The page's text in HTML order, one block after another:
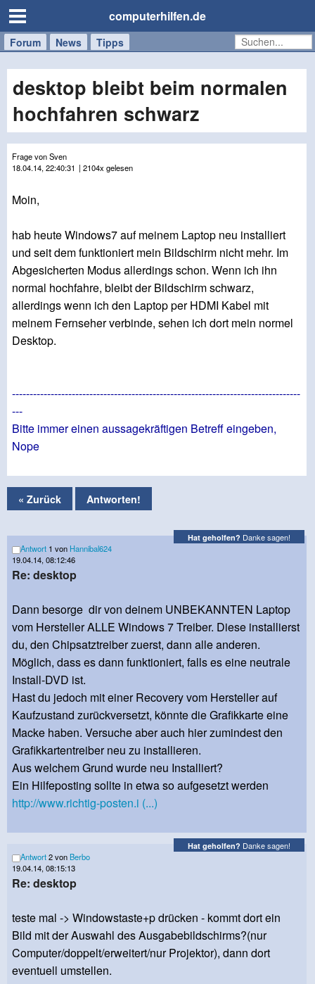
computerhilfen.de
Forum News Tipps
Handy
Tablet
Windows
Mac
desktop bleibt beim normalen
hochfahren schwarz
Frage von Sven
18.04.14, 22:40:31 | 2104x gelesen
Moin,
hab heute Windows7 auf meinem Laptop neu installiert
und seit dem funktioniert mein Bildschirm nicht mehr. Im
Abgesicherten Modus allerdings schon. Wenn ich ihn
normal hochfahre, bleibt der Bildschirm schwarz,
allerdings wenn ich den Laptop per HDMI Kabel mit
meinem Fernseher verbinde, sehen ich dort mein normel
Desktop.
----------------------------------------------------------------------------------
---
Bitte immer einen aussagekräftigen Betreff eingeben,
Nope
« Zurück Antworten!
Hat geholfen? Danke sagen!
Antwort 1 von Hannibal624
19.04.14, 08:12:46
Re: desktop
Dann besorge dir von deinem UNBEKANNTEN Laptop
vom Hersteller ALLE Windows 7 Treiber. Diese installierst
du, den Chipsatztreiber zuerst, dann alle anderen.
Möglich, dass es dann funktioniert, falls es eine neutrale
Install-DVD ist.
Hast du jedoch mit einer Recovery vom Hersteller auf
Kaufzustand zurückversetzt, könnte die Grafikkarte eine
Macke haben. Versuche aber auch hier zumindest den
Grafikkartentreiber neu zu installieren.
Aus welchem Grund wurde neu Installiert?
Ein Hilfeposting sollte in etwa so aufgesetzt werden
http://www.richtig-posten.i (...)
Hat geholfen? Danke sagen!
Antwort2 vonBerbo
19.04.14, 08:15:13
Re: desktop
teste mal -> Windowstaste+p drücken - kommt dort ein
Bild mit der Auswahl des Ausgabebildschirms?(nur
Computer/doppelt/erweitert/nur Projektor), dann dort
eventuell umstellen.